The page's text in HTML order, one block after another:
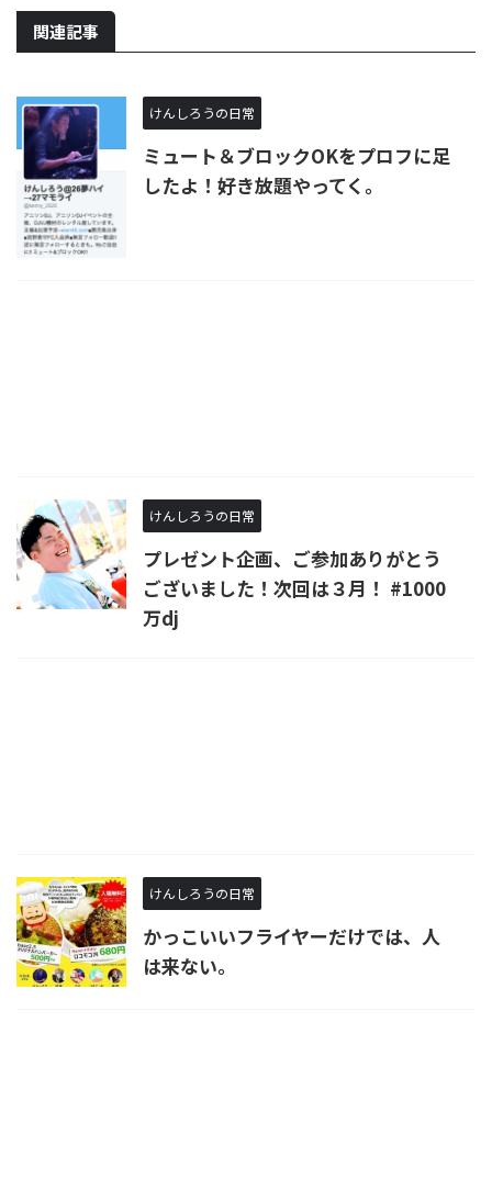
関連記事
けんしろうの日常
ミュート＆ブロックOKをプロフに足
したよ！好き放題やってく。
けんしろうの日常
プレゼント企画、ご参加ありがとう
ございました！次回は３月！ #1000
万dj
けんしろうの日常
かっこいいフライヤーだけでは、人
は来ない。